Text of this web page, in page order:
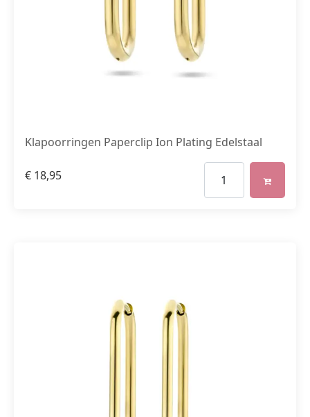
Klapoorringen Paperclip Ion Plating Edelstaal
€ 18,95